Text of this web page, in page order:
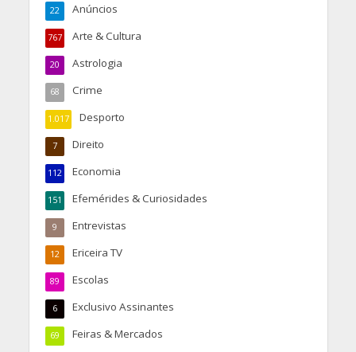
Anúncios
22
Arte & Cultura
767
Astrologia
20
Crime
68
Desporto
1.017
Direito
7
Economia
112
Efemérides & Curiosidades
151
Entrevistas
9
Ericeira TV
12
Escolas
89
Exclusivo Assinantes
6
Feiras & Mercados
69